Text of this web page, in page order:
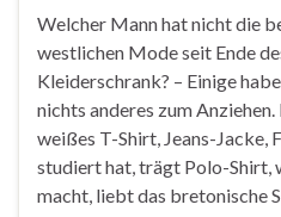
Welcher Mann hat nicht die
westlichen Mode seit Ende
Kleiderschrank? – Einige
nichts anderes zum
weißes T-Shirt, Jeans-Jacke,
studiert hat, trägt Polo-Shirt,
macht, liebt das bretonische